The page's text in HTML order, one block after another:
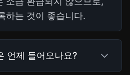
하는 것이 좋습니다.
언제 들어오나요?